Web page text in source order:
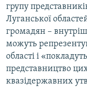
групу
Луганської
громадян –
можуть
області і
представництво
квазідержавних